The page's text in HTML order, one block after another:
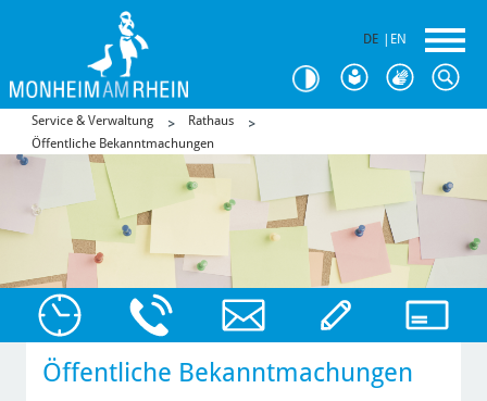
DE EN
Service & Verwaltung
Rathaus
Öffentliche Bekanntmachungen
Öffentliche Bekanntmachungen